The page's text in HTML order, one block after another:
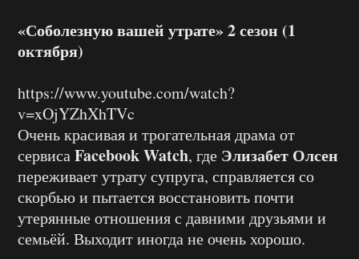
«Соболезную вашей утрате» 2 сезон (1
октября)
https://www.youtube.com/watch?
v=xOjYZhXhTVc
Очень красивая и трогательная драма от
сервисаFacebook Watch, где Элизабет Олсен
переживает утрату супруга, справляется со
скорбью и пытается восстановить почти
утерянные отношения с давними друзьями и
семьёй. Выходит иногда не очень хорошо.